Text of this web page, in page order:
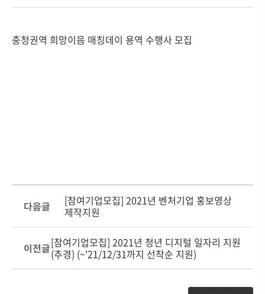
충청권역 희망이음 매칭데이 용역 수행사 모집
다음글
[참여기업모집] 2021년 벤처기업 홍보영상
제작지원
이전글[참여기업모집] 2021년 청년 디지털 일자리 지원
(추경) (~'21/12/31까지 선착순 지원)